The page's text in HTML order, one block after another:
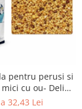
pentru perusi si
cu ou- Deli
Eggfood
32,43 Lei